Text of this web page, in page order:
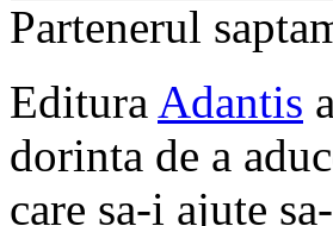
Partenerul
Editura Adantis
dorinta de a
care sa-i ajute